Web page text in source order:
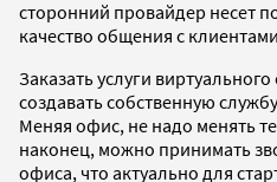
сторонний провайдер несет
качество общения с
Заказать услуги
создавать собственную
Меняя офис, не надо менять
наконец, можно принимать
офиса, что актуально для